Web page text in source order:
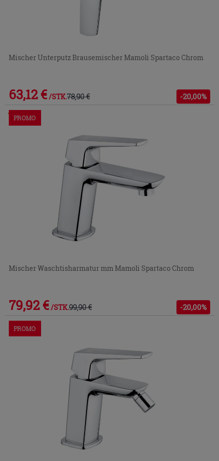
Mischer Unterputz Brausemischer Mamoli Spartaco Chrom
63,12 € /STK.78,90 € -20,00%
Im Geschäft oder über den Kundenservice bestellbar
PROMO
Mischer Waschtisharmatur mm Mamoli Spartaco Chrom
79,92 € /STK.99,90 € -20,00%
PROMO